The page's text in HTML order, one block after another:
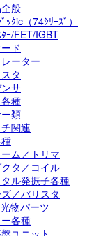
般
ｯｸic（74ｼﾘｰｽﾞ）
ﾀｰ/FET/IGBT
ド
ーター
タ
サ
種
類
関連
ム／トリマ
タ／コイル
ル発振子各種
／バリスタ
物パーツ
各種
ユニット